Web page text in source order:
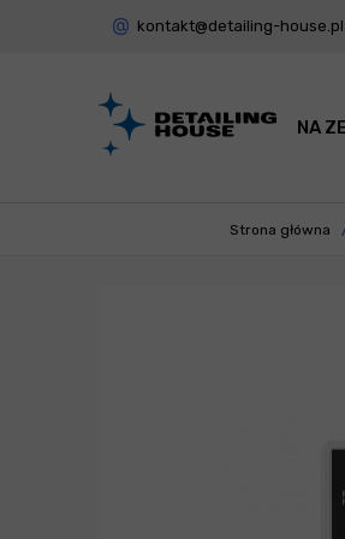
kontakt@detailing-house.pl
NA
Strona główna